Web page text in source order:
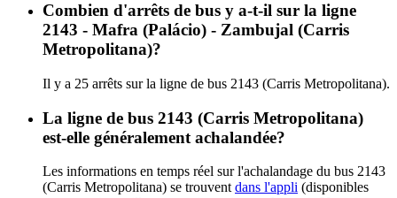
Combien d'arrêts de bus y a-t-il sur la ligne
2143 - Mafra (Palácio) - Zambujal (Carris
Metropolitana)?
Il y a 25 arrêts sur la ligne de bus 2143 (Carris Metropolitana).
La ligne de bus 2143 (Carris Metropolitana)
est-elle généralement achalandée?
Les informations en temps réel sur l'achalandage du bus 2143
(Carris Metropolitana) se trouvent dans l'appli (disponibles